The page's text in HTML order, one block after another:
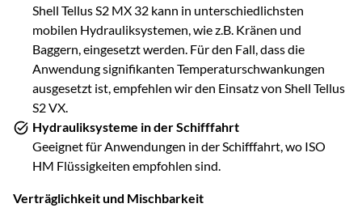
Shell Tellus S2 MX 32 kann in unterschiedlichsten
mobilen Hydrauliksystemen, wie z.B. Kränen und
Baggern, eingesetzt werden. Für den Fall, dass die
Anwendung signifikanten Temperaturschwankungen
ausgesetzt ist, empfehlen wir den Einsatz von Shell Tellus
S2 VX.
Hydrauliksysteme in der Schifffahrt
Geeignet für Anwendungen in der Schifffahrt, wo ISO
HM Flüssigkeiten empfohlen sind.
Verträglichkeit und Mischbarkeit